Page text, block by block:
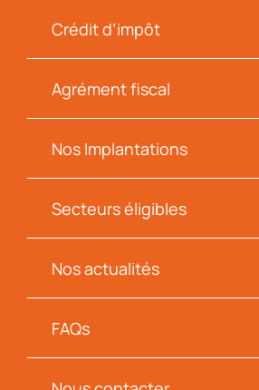
Crédit d’impôt
Agrément fiscal
Nos Implantations
Secteurs éligibles
Nos actualités
FAQs